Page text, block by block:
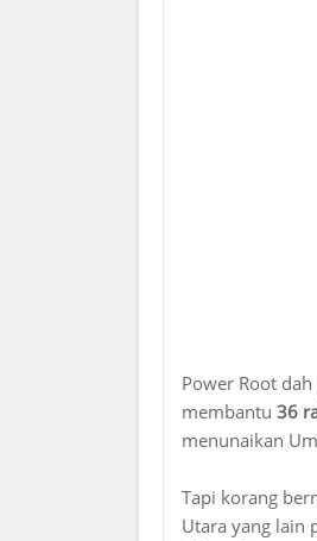
Power Root
membantu 36
menunaikan
Tapi korang
Utara yang lain